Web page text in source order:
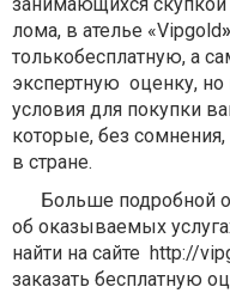
лома, в ателье «Vipgold»
толькобесплатную, а
экспертную оценку,
условия для покупки
которые, без
в стране.
Больше подробной
об оказываемых
найти на сайте http://
заказать бесплатную